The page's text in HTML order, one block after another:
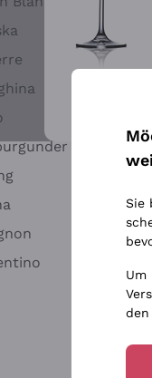
Sie
Um
den